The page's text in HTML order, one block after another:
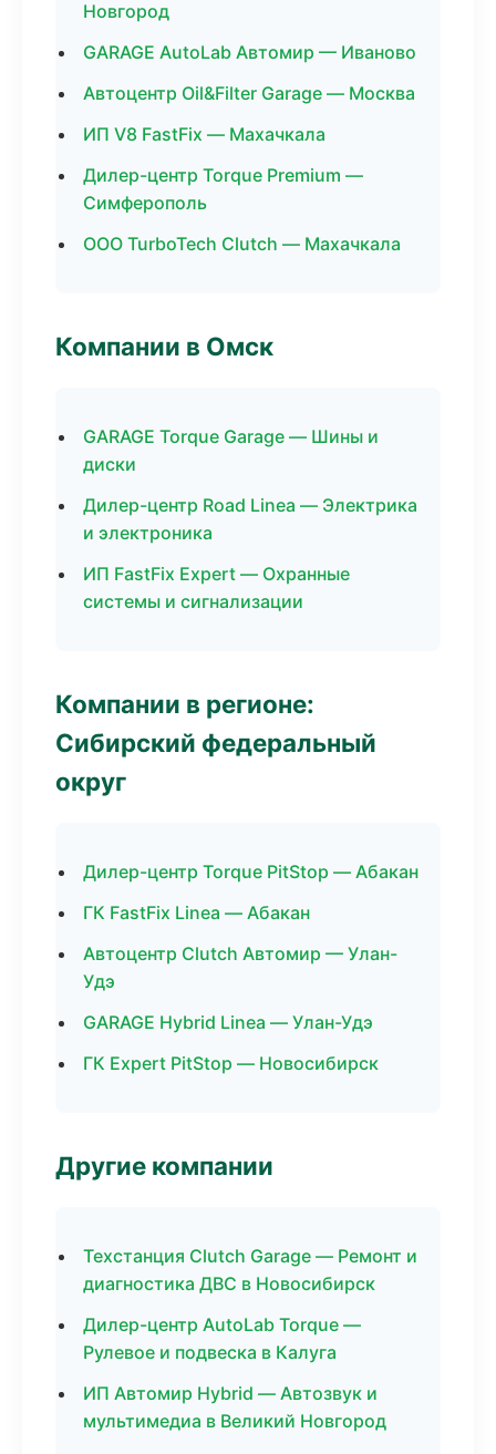
Новгород
GARAGE AutoLab Автомир — Иваново
Автоцентр Oil&Filter Garage — Москва
ИП V8 FastFix — Махачкала
Дилер-центр Torque Premium —
Симферополь
ООО TurboTech Clutch — Махачкала
Компании в Омск
GARAGE Torque Garage — Шины и
диски
Дилер-центр Road Linea — Электрика
и электроника
ИП FastFix Expert — Охранные
системы и сигнализации
Компании в регионе:
Сибирский федеральный
округ
Дилер-центр Torque PitStop — Абакан
ГК FastFix Linea — Абакан
Автоцентр Clutch Автомир — Улан-
Удэ
GARAGE Hybrid Linea — Улан-Удэ
ГК Expert PitStop — Новосибирск
Другие компании
Техстанция Clutch Garage — Ремонт и
диагностика ДВС в Новосибирск
Дилер-центр AutoLab Torque —
Рулевое и подвеска в Калуга
ИП Автомир Hybrid — Автозвук и
мультимедиа в Великий Новгород